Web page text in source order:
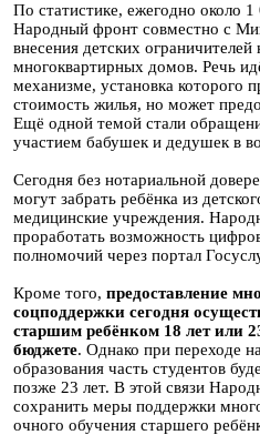
По статистике, ежегодно около
Народный фронт совместно с
внесения детских
многоквартирных домов. Речь
механизме, установка которого
стоимость жилья, но может
Ещё одной темой стали
участием бабушек и дедушек в
Сегодня без нотариальной
могут забрать ребёнка из
медицинские учреждения.
проработать возможность
полномочий через портал
Кроме того, предоставление
соцподдержки сегодня
старшим ребёнком 18 лет или
бюджете. Однако при переходе
образования часть студентов
позже 23 лет. В этой связи
сохранить меры поддержки
очного обучения старшего